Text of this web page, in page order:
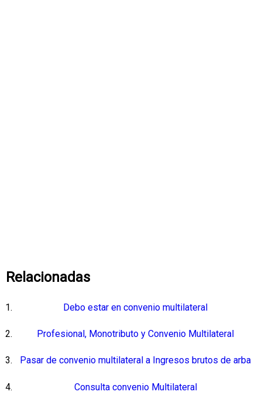
Relacionadas
Debo estar en convenio multilateral
Profesional, Monotributo y Convenio Multilateral
Pasar de convenio multilateral a Ingresos brutos de arba
Consulta convenio Multilateral